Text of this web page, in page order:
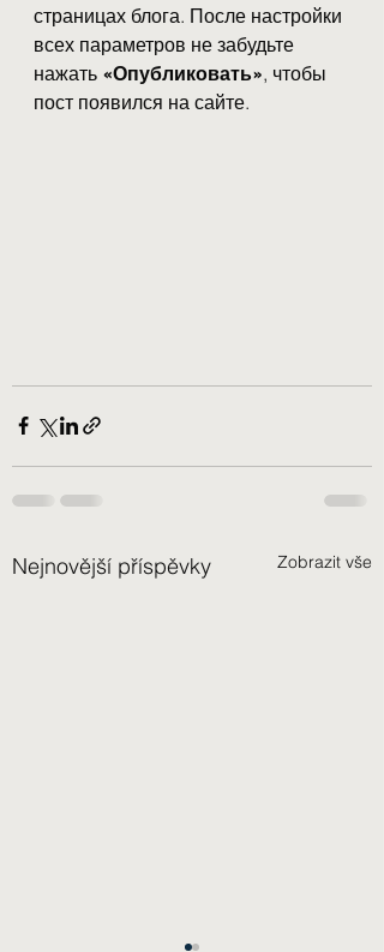
страницах блога. После настройки
всех параметров не забудьте
нажать «Опубликовать», чтобы
пост появился на сайте.
Nejnovější příspěvky Zobrazit vše